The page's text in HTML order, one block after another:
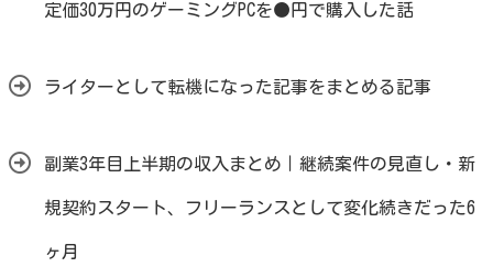
定価30万円のゲーミングPCを●円で購入した話
ライターとして転機になった記事をまとめる記事
副業3年目上半期の収入まとめ｜継続案件の見直し・新
規契約スタート、フリーランスとして変化続きだった6
ヶ月